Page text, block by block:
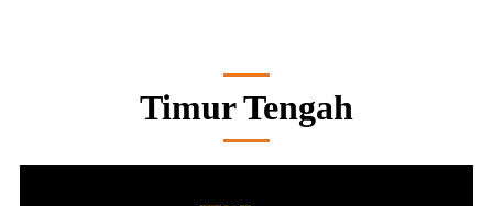
Timur Tengah